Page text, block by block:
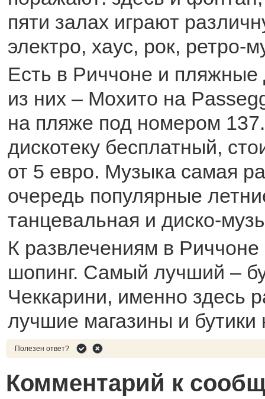
пяти залах играют
электро, хаус, рок, ретро-
Есть в Риччоне и пляжные
из них – Мохито на
на пляже под номером
дискотеку бесплатный,
от 5 евро. Музыка самая
очередь популярные
танцевальная и диско-
К развлечениям в
шопинг. Самый лучший –
Чеккарини, именно здесь
лучшие магазины и бутики
Полезен ответ?
Комментарий к